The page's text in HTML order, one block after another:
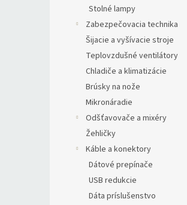
Stolné lampy
Zabezpečovacia technika
Šijacie a vyšívacie stroje
Teplovzdušné ventilátory
Chladiče a klimatizácie
Brúsky na nože
Mikronáradie
Odšťavovače a mixéry
Žehličky
Káble a konektory
Dátové prepínače
USB redukcie
Dáta príslušenstvo